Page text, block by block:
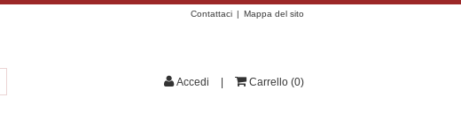
Contattaci Mappa del sito
Accedi Carrello (0)